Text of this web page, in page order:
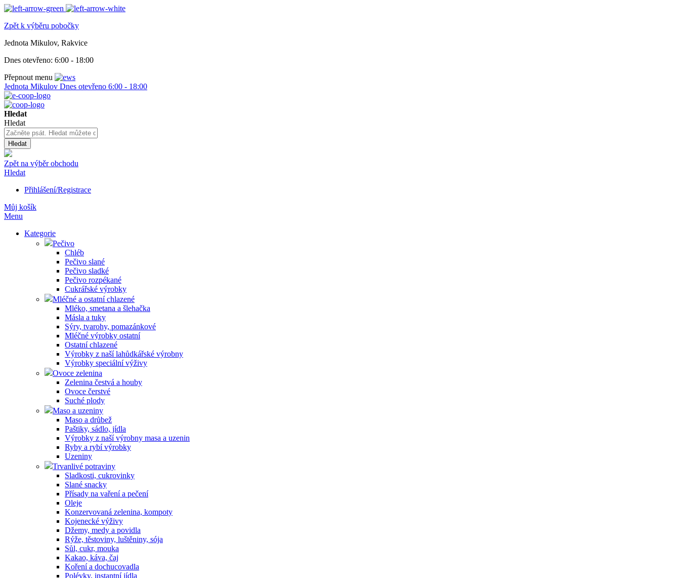
Zpět k výběru pobočky
Jednota Mikulov, Rakvice
Dnes otevřeno: 6:00 - 18:00
Přepnout menu
Jednota Mikulov Dnes otevřeno 6:00 - 18:00
Hledat
Hledat
Hledat
Zpět na výběr obchodu
Hledat
Přihlášení/Registrace
Můj košík
Menu
Kategorie
Pečivo
Chléb
Pečivo slané
Pečivo sladké
Pečivo rozpékané
Cukrářské výrobky
Mléčné a ostatní chlazené
Mléko, smetana a šlehačka
Másla a tuky
Sýry, tvarohy, pomazánkové
Mléčné výrobky ostatní
Ostatní chlazené
Výrobky z naší lahůdkářské výrobny
Výrobky speciální výživy
Ovoce zelenina
Zelenina čestvá a houby
Ovoce čerstvé
Suché plody
Maso a uzeniny
Maso a drůbež
Paštiky, sádlo, jídla
Výrobky z naší výrobny masa a uzenin
Ryby a rybí výrobky
Uzeniny
Trvanlivé potraviny
Sladkosti, cukrovinky
Slané snacky
Přísady na vaření a pečení
Oleje
Konzervovaná zelenina, kompoty
Kojenecké výživy
Džemy, medy a povidla
Rýže, těstoviny, luštěniny, sója
Sůl, cukr, mouka
Kakao, káva, čaj
Koření a dochucovadla
Polévky, instantní jídla